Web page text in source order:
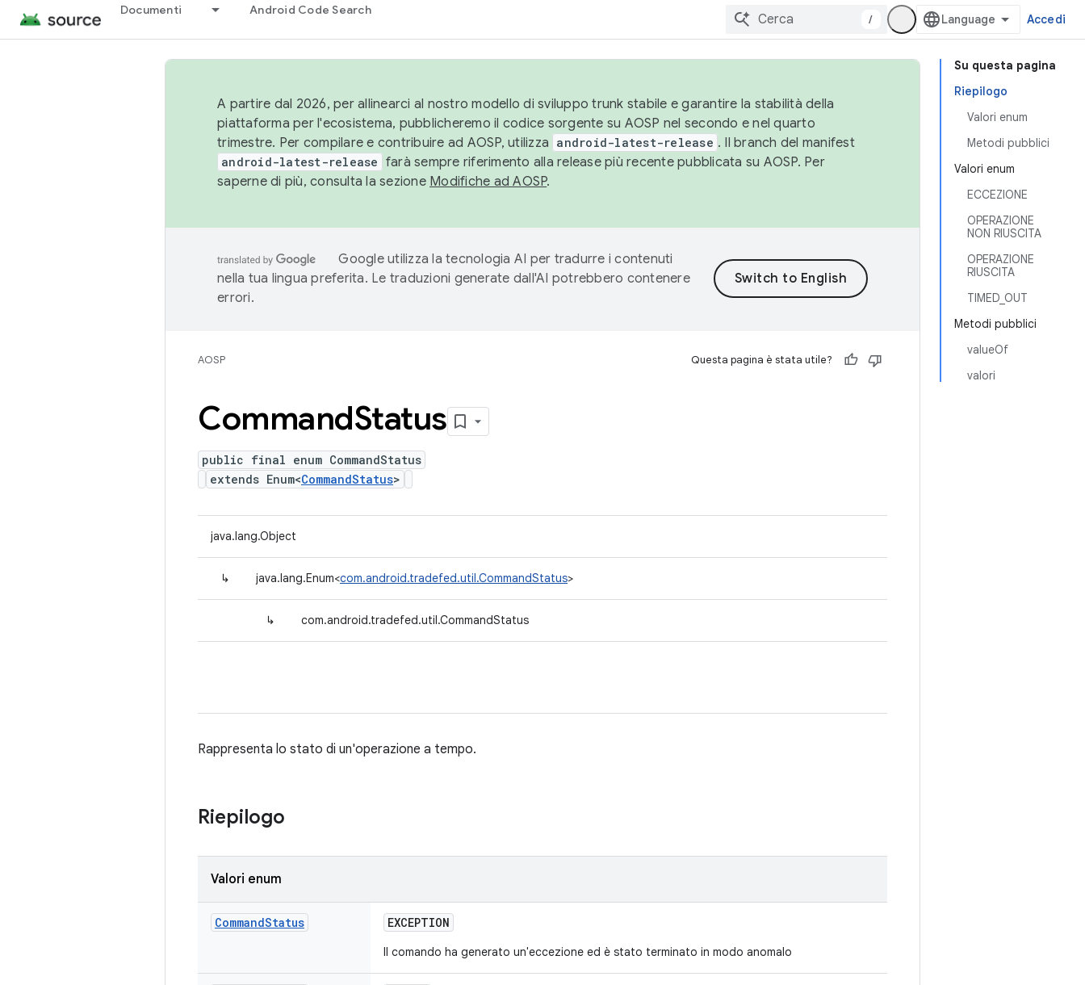
Documenti Android Code Search
/ Accedi
Su questa pagina
Riepilogo
Valori enum
Metodi pubblici
Valori enum
ECCEZIONE
OPERAZIONE
NON RIUSCITA
OPERAZIONE
RIUSCITA
TIMED_OUT
Metodi pubblici
valueOf
valori
A partire dal 2026, per allinearci al nostro modello di sviluppo trunk stabile e garantire la stabilità della
piattaforma per l'ecosistema, pubblicheremo il codice sorgente su AOSP nel secondo e nel quarto
trimestre. Per compilare e contribuire ad AOSP, utilizza android-latest-release . Il branch del manifest
android-latest-release farà sempre riferimento alla release più recente pubblicata su AOSP. Per
saperne di più, consulta la sezione Modifiche ad AOSP.
Google utilizza la tecnologia AI per tradurre i contenuti
nella tua lingua preferita. Le traduzioni generate dall'AI potrebbero contenere
errori.
AOSP Questa pagina è stata utile?
CommandStatus
public final enum CommandStatus
extends Enum<CommandStatus>
java.lang.Object
↳ java.lang.Enum<com.android.tradefed.util.CommandStatus>
↳ com.android.tradefed.util.CommandStatus
Rappresenta lo stato di un'operazione a tempo.
Riepilogo
Valori enum
CommandStatus EXCEPTION
Il comando ha generato un'eccezione ed è stato terminato in modo anomalo